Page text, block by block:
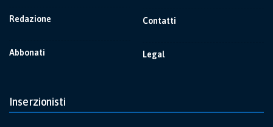
Redazione
Abbonati
Contatti
Legal
Inserzionisti